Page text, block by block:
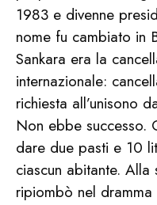
1983 e divenne
nome fu cambiato in
Sankara era la
internazionale:
richiesta all’unisono
Non ebbe successo.
dare due pasti e 10
ciascun abitante. Alla
ripiombò nel